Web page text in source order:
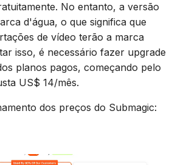
No entanto, a versão
d'água, o que significa que
de vídeo terão a marca
isso, é necessário fazer upgrade
planos pagos, começando pelo
US$ 14/mês.
dos preços do Submagic: